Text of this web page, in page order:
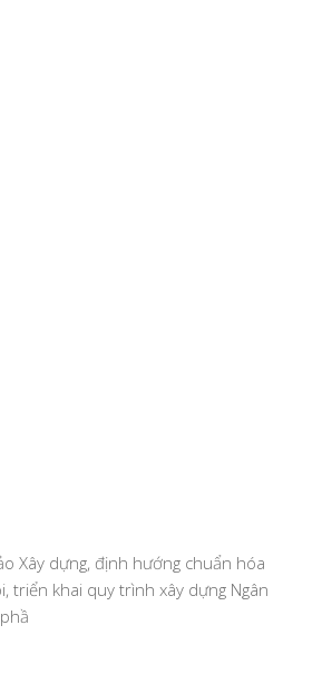
Xây dựng, định hướng chuẩn hóa
triển khai quy trình xây dựng Ngân